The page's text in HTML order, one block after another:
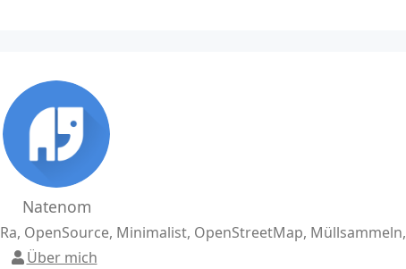
Natenom
OpenSource, Minimalist, OpenStreetMap,
Über mich